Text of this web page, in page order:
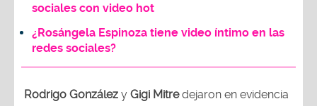
sociales con video hot
¿Rosángela Espinoza tiene video íntimo en las
redes sociales?
Rodrigo González y Gigi Mitredejaron en evidencia